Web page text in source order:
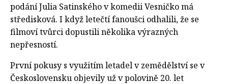
podání Julia Satinského v komedii Vesničko má
středisková. I když letečtí fanoušci odhalili, že se
filmoví tvůrci dopustili několika výrazných
nepřesností.
První pokusy s využitím letadel v zemědělství se v
Československu objevily už v polovině 20. let